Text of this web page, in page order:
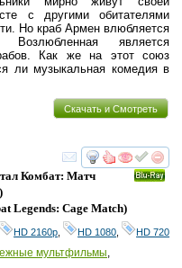
с другими обитателями
Но краб Армен влюбляется
является
Как же на этот союз
ли музыкальная комедия в
Скачать и Смотреть
смотреть
Комбат: Матч
Legends: Cage Match)
HD 2160р, HD 1080, HD 720
мультфильмы,